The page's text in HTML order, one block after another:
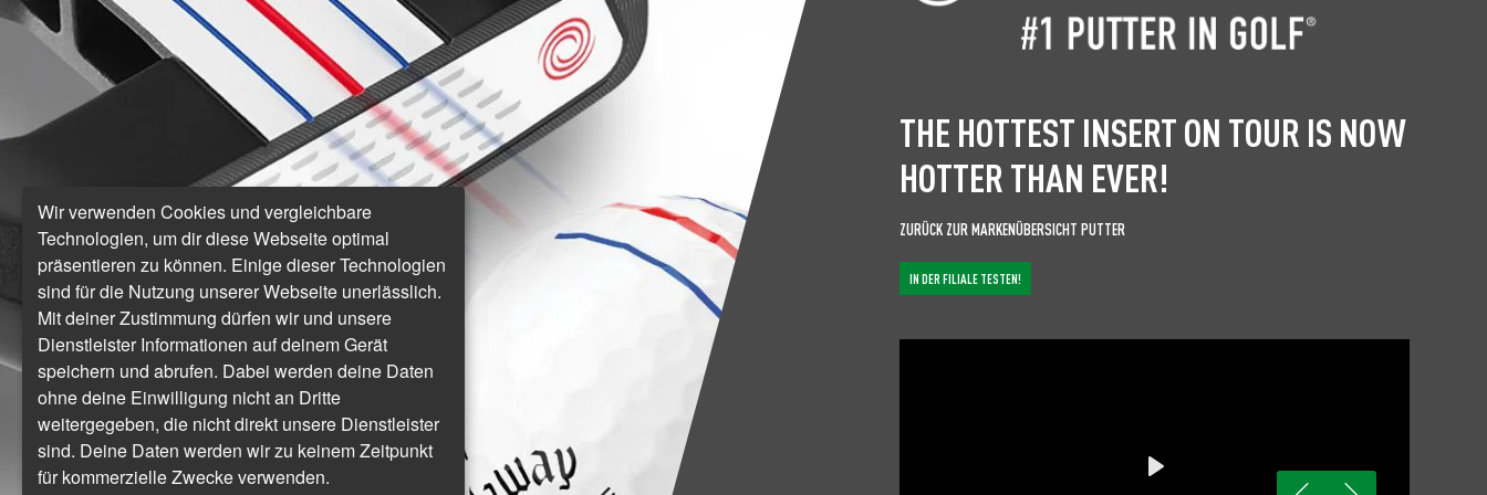
THE HOTTEST INSERT ON TOUR IS NOW
HOTTER THAN EVER!
ZURÜCK ZUR MARKENÜBERSICHT PUTTER
IN DER FILIALE TESTEN!
Wir verwenden Cookies und vergleichbare
Technologien, um dir diese Webseite optimal
präsentieren zu können. Einige dieser Technologien
sind für die Nutzung unserer Webseite unerlässlich.
Mit deiner Zustimmung dürfen wir und unsere
Dienstleister Informationen auf deinem Gerät
speichern und abrufen. Dabei werden deine Daten
ohne deine Einwilligung nicht an Dritte
weitergegeben, die nicht direkt unsere Dienstleister
sind. Deine Daten werden wir zu keinem Zeitpunkt
für kommerzielle Zwecke verwenden.